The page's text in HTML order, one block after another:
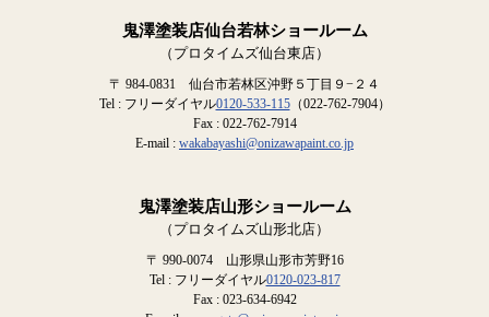
鬼澤塗装店仙台若林ショールーム
（プロタイムズ仙台東店）
〒 984-0831 仙台市若林区沖野５丁目９−２４
Tel : フリーダイヤル0120-533-115（022-762-7904）
Fax : 022-762-7914
E-mail : wakabayashi@onizawapaint.co.jp
鬼澤塗装店山形ショールーム
（プロタイムズ山形北店）
〒 990-0074 山形県山形市芳野16
Tel : フリーダイヤル0120-023-817
Fax : 023-634-6942